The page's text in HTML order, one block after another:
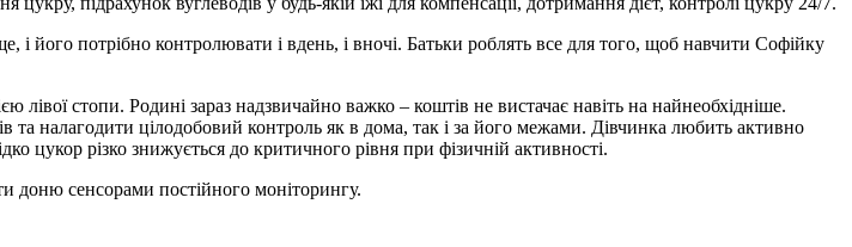
його потрібно контролювати і вдень, і вночі. Батьки роблять все для того, щоб навчити Софійку
стопи. Родині зараз надзвичайно важко – коштів не вистачає навіть на найнеобхідніше.
налагодити цілодобовий контроль як в дома, так і за його межами. Дівчинка любить активно
цукор різко знижується до критичного рівня при фізичній активності.
доню сенсорами постійного моніторингу.